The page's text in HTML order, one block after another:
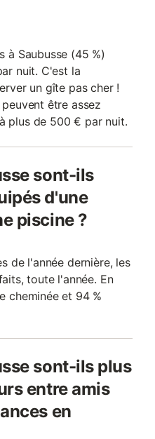
à Saubusse (45 %)
nuit. C'est la
un gîte pas cher !
être assez
plus de 500 € par nuit.
sont-ils
d'une
piscine ?
de l'année dernière, les
toute l'année. En
cheminée et 94 %
sont-ils plus
entre amis
en